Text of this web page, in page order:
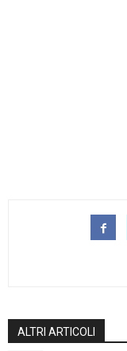
ALTRI ARTICOLI